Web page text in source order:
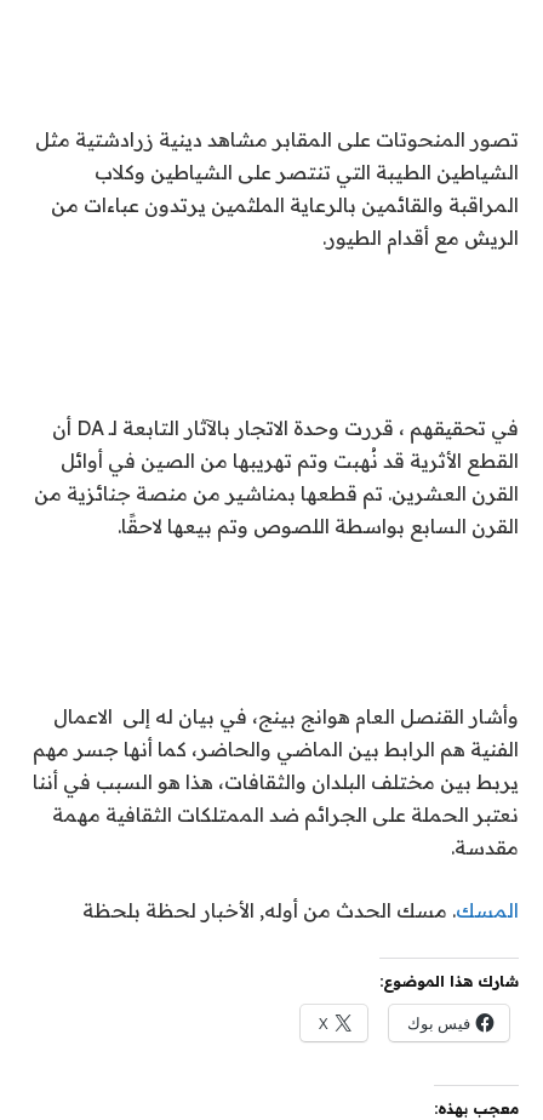
تصور المنحوتات على المقابر مشاهد دينية زرادشتية مثل
الشياطين الطيبة التي تنتصر على الشياطين وكلاب
المراقبة والقائمين بالرعاية الملثمين يرتدون عباءات من
الريش مع أقدام الطيور.
في تحقيقهم ، قررت وحدة الاتجار بالآثار التابعة لـ DA أن
القطع الأثرية قد نُهبت وتم تهريبها من الصين في أوائل
القرن العشرين. تم قطعها بمناشير من منصة جنائزية من
القرن السابع بواسطة اللصوص وتم بيعها لاحقًا.
وأشار القنصل العام هوانج بينج، في بيان له إلى الاعمال
الفنية هم الرابط بين الماضي والحاضر، كما أنها جسر مهم
يربط بين مختلف البلدان والثقافات، هذا هو السبب في أننا
نعتبر الحملة على الجرائم ضد الممتلكات الثقافية مهمة
مقدسة.
المسك. مسك الحدث من أوله, الأخبار لحظة بلحظة
شارك هذا الموضوع:
فيس بوك X
معجب بهذه: